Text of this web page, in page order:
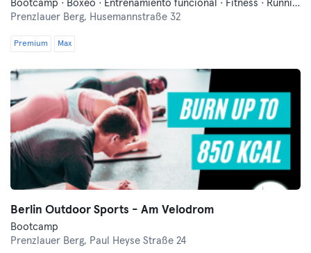
Bootcamp · Boxeo · Entrenamiento funcional · Fitness · Running
Prenzlauer Berg, Husemannstraße 32
Premium Max
Berlin Outdoor Sports - Am Velodrom
Bootcamp
Prenzlauer Berg, Paul Heyse Straße 24